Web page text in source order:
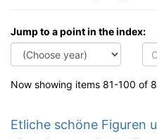
Jump to a point in the index:
Now showing items 81-100 of
Etliche schöne Figuren